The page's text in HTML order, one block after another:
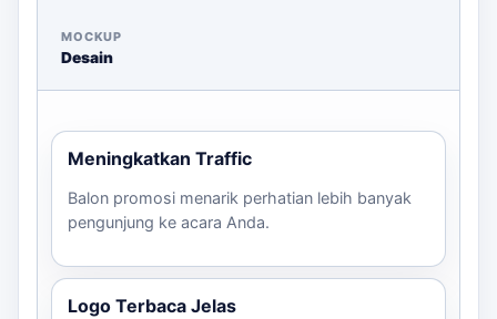
Untuk memesan, Anda hanya perlu mengirimkan brief
acara Anda melalui WhatsApp, termasuk ukuran, jumlah,
MOCKUP
Desain
Meningkatkan Traffic
Balon promosi menarik perhatian lebih banyak
pengunjung ke acara Anda.
Logo Terbaca Jelas